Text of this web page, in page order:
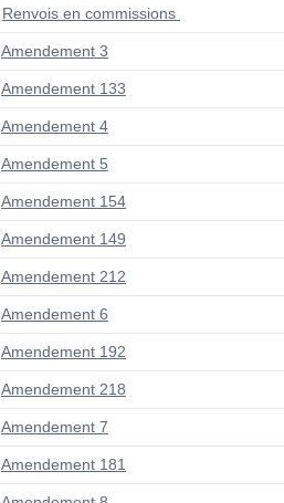
Renvois en commissions
Amendement 3
Amendement 133
Amendement 4
Amendement 5
Amendement 154
Amendement 149
Amendement 212
Amendement 6
Amendement 192
Amendement 218
Amendement 7
Amendement 181